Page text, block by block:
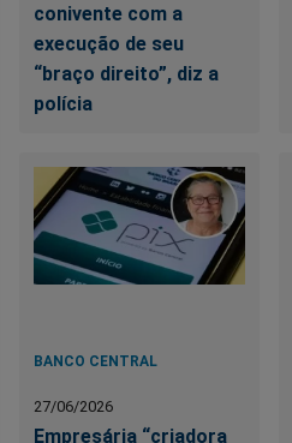
conivente com a
execução de seu
“braço direito”, diz a
polícia
BANCO CENTRAL
27/06/2026
Empresária “criadora